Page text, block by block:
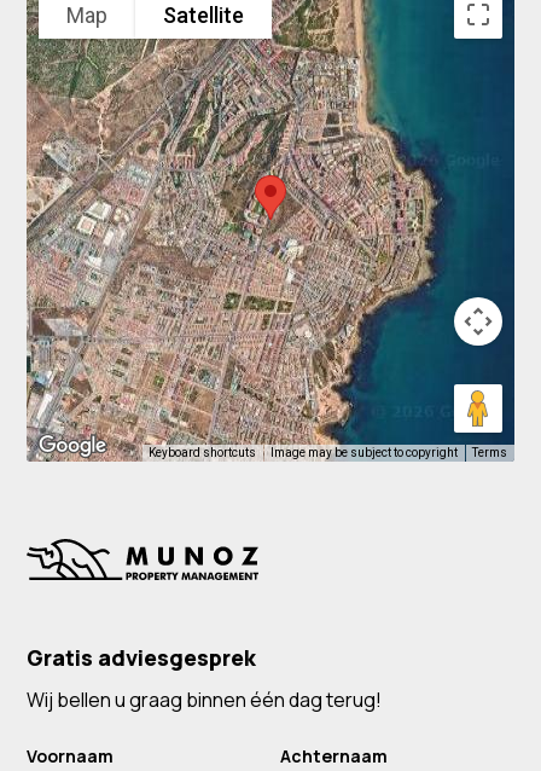
Map Satellite
Keyboard shortcuts Image may be subject to copyright Terms
Gratis adviesgesprek
Wij bellen u graag binnen één dag terug!
Voornaam Achternaam